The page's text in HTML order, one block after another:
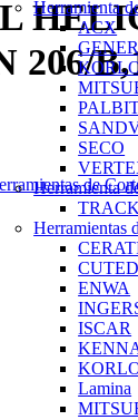
Herramienta
ACX
SECO
Herramienta
Herramientas
ENWA
ISCAR
Lamina
de